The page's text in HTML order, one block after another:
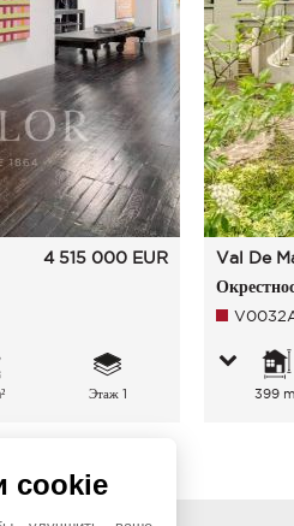
4 515 000 EUR
Этаж 1 399
cookie